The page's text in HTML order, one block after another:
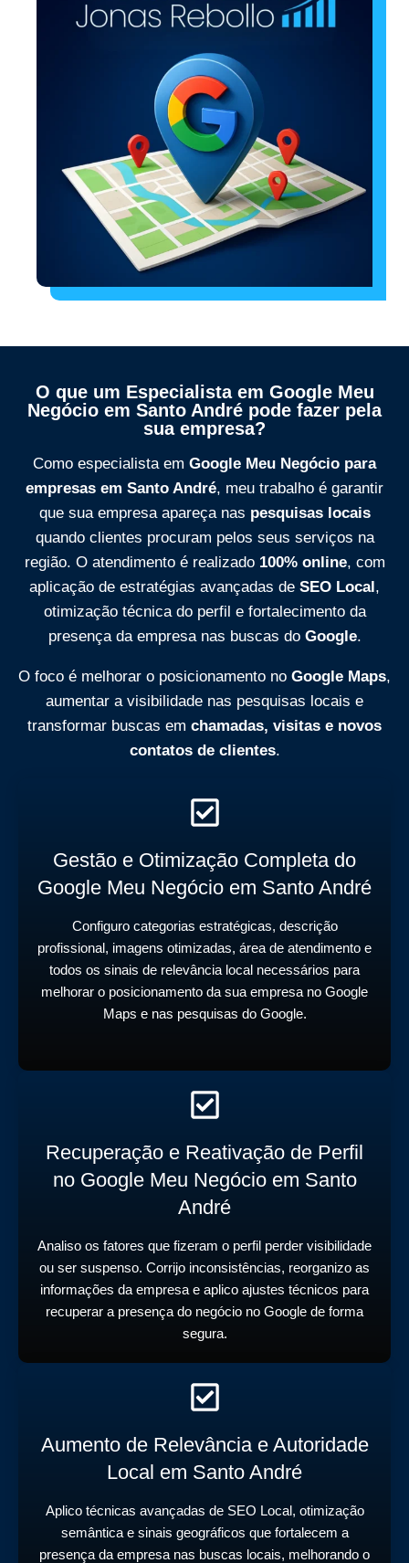
O que um Especialista em Google Meu
Negócio em Santo André pode fazer pela
sua empresa?
Como especialista em Google Meu Negócio para
empresas em Santo André, meu trabalho é garantir
que sua empresa apareça nas pesquisas locais
quando clientes procuram pelos seus serviços na
região. O atendimento é realizado 100% online, com
aplicação de estratégias avançadas de SEO Local,
otimização técnica do perfil e fortalecimento da
presença da empresa nas buscas do Google.
O foco é melhorar o posicionamento no Google Maps,
aumentar a visibilidade nas pesquisas locais e
transformar buscas em chamadas, visitas e novos
contatos de clientes.
Gestão e Otimização Completa do
Google Meu Negócio em Santo André
Configuro categorias estratégicas, descrição
profissional, imagens otimizadas, área de atendimento e
todos os sinais de relevância local necessários para
melhorar o posicionamento da sua empresa no Google
Maps e nas pesquisas do Google.
Recuperação e Reativação de Perfil
no Google Meu Negócio em Santo
André
Analiso os fatores que fizeram o perfil perder visibilidade
ou ser suspenso. Corrijo inconsistências, reorganizo as
informações da empresa e aplico ajustes técnicos para
recuperar a presença do negócio no Google de forma
segura.
Aumento de Relevância e Autoridade
Local em Santo André
Aplico técnicas avançadas de SEO Local, otimização
semântica e sinais geográficos que fortalecem a
presença da empresa nas buscas locais, melhorando o